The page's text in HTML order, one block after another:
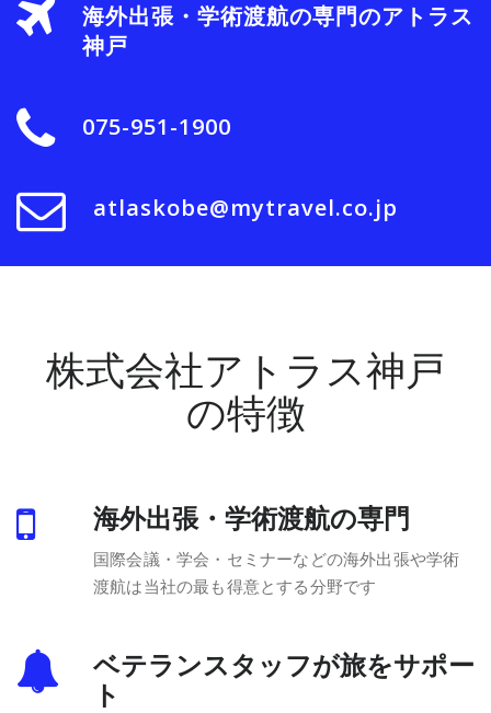
海外出張・学術渡航の専門のアトラス
神戸
075-951-1900
atlaskobe@mytravel.co.jp
株式会社アトラス神戸
の特徴
海外出張・学術渡航の専門
国際会議・学会・セミナーなどの海外出張や学術
渡航は当社の最も得意とする分野です
ベテランスタッフが旅をサポー
ト